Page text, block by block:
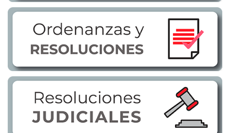
Transparencia
LOTAIP
GAD Macará
2025
2020